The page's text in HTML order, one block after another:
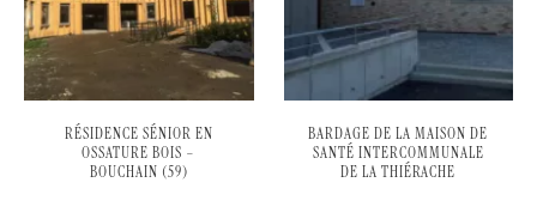
RÉSIDENCE SÉNIOR EN
OSSATURE BOIS –
BOUCHAIN (59)
BARDAGE DE LA MAISON DE
SANTÉ INTERCOMMUNALE
DE LA THIÉRACHE